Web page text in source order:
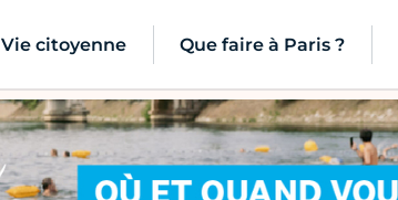
Vie citoyenne Que faire à Paris ?